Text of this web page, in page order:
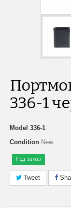
336-1
Model 336-1
Condition New
Под заказ
Tweet